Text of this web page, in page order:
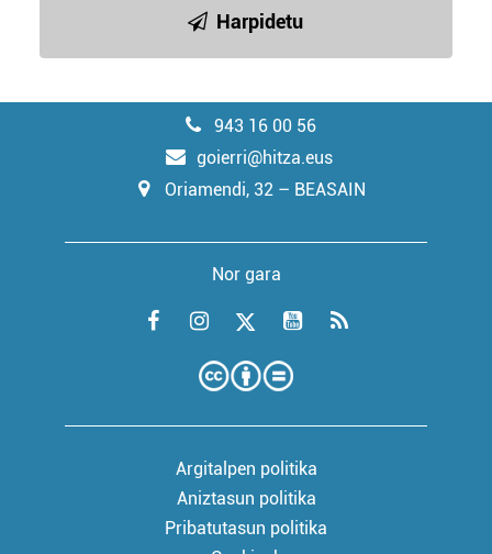
Harpidetu
943 16 00 56
goierri@hitza.eus
Oriamendi, 32 – BEASAIN
Nor gara
Argitalpen politika
Aniztasun politika
Pribatutasun politika